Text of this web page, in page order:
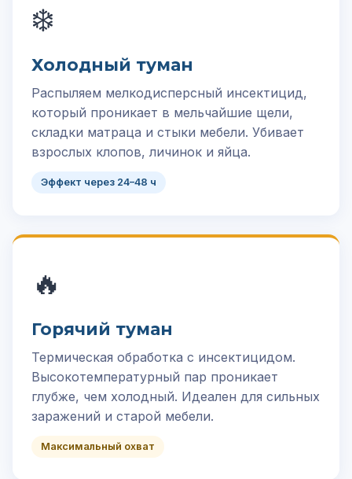
❄️
Холодный туман
Распыляем мелкодисперсный инсектицид,
который проникает в мельчайшие щели,
складки матраца и стыки мебели. Убивает
взрослых клопов, личинок и яйца.
Эффект через 24–48 ч
🔥
Горячий туман
Термическая обработка с инсектицидом.
Высокотемпературный пар проникает
глубже, чем холодный. Идеален для сильных
заражений и старой мебели.
Максимальный охват